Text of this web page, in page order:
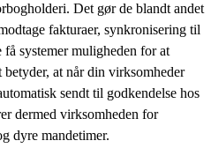
Det gør de blandt andet
fakturaer, synkronisering til
systemer muligheden for at
at når din virksomheder
sendt til godkendelse hos
dermed virksomheden for
dyre mandetimer.